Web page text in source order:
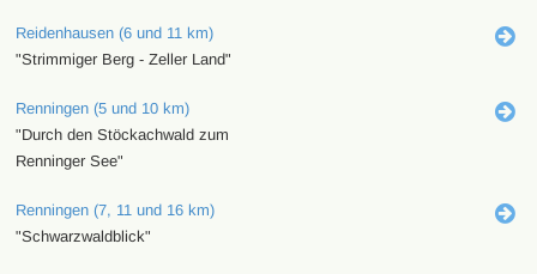
Reidenhausen (6 und 11 km)
"Strimmiger Berg - Zeller Land"
Renningen (5 und 10 km)
"Durch den Stöckachwald zum
Renninger See"
Renningen (7, 11 und 16 km)
"Schwarzwaldblick"